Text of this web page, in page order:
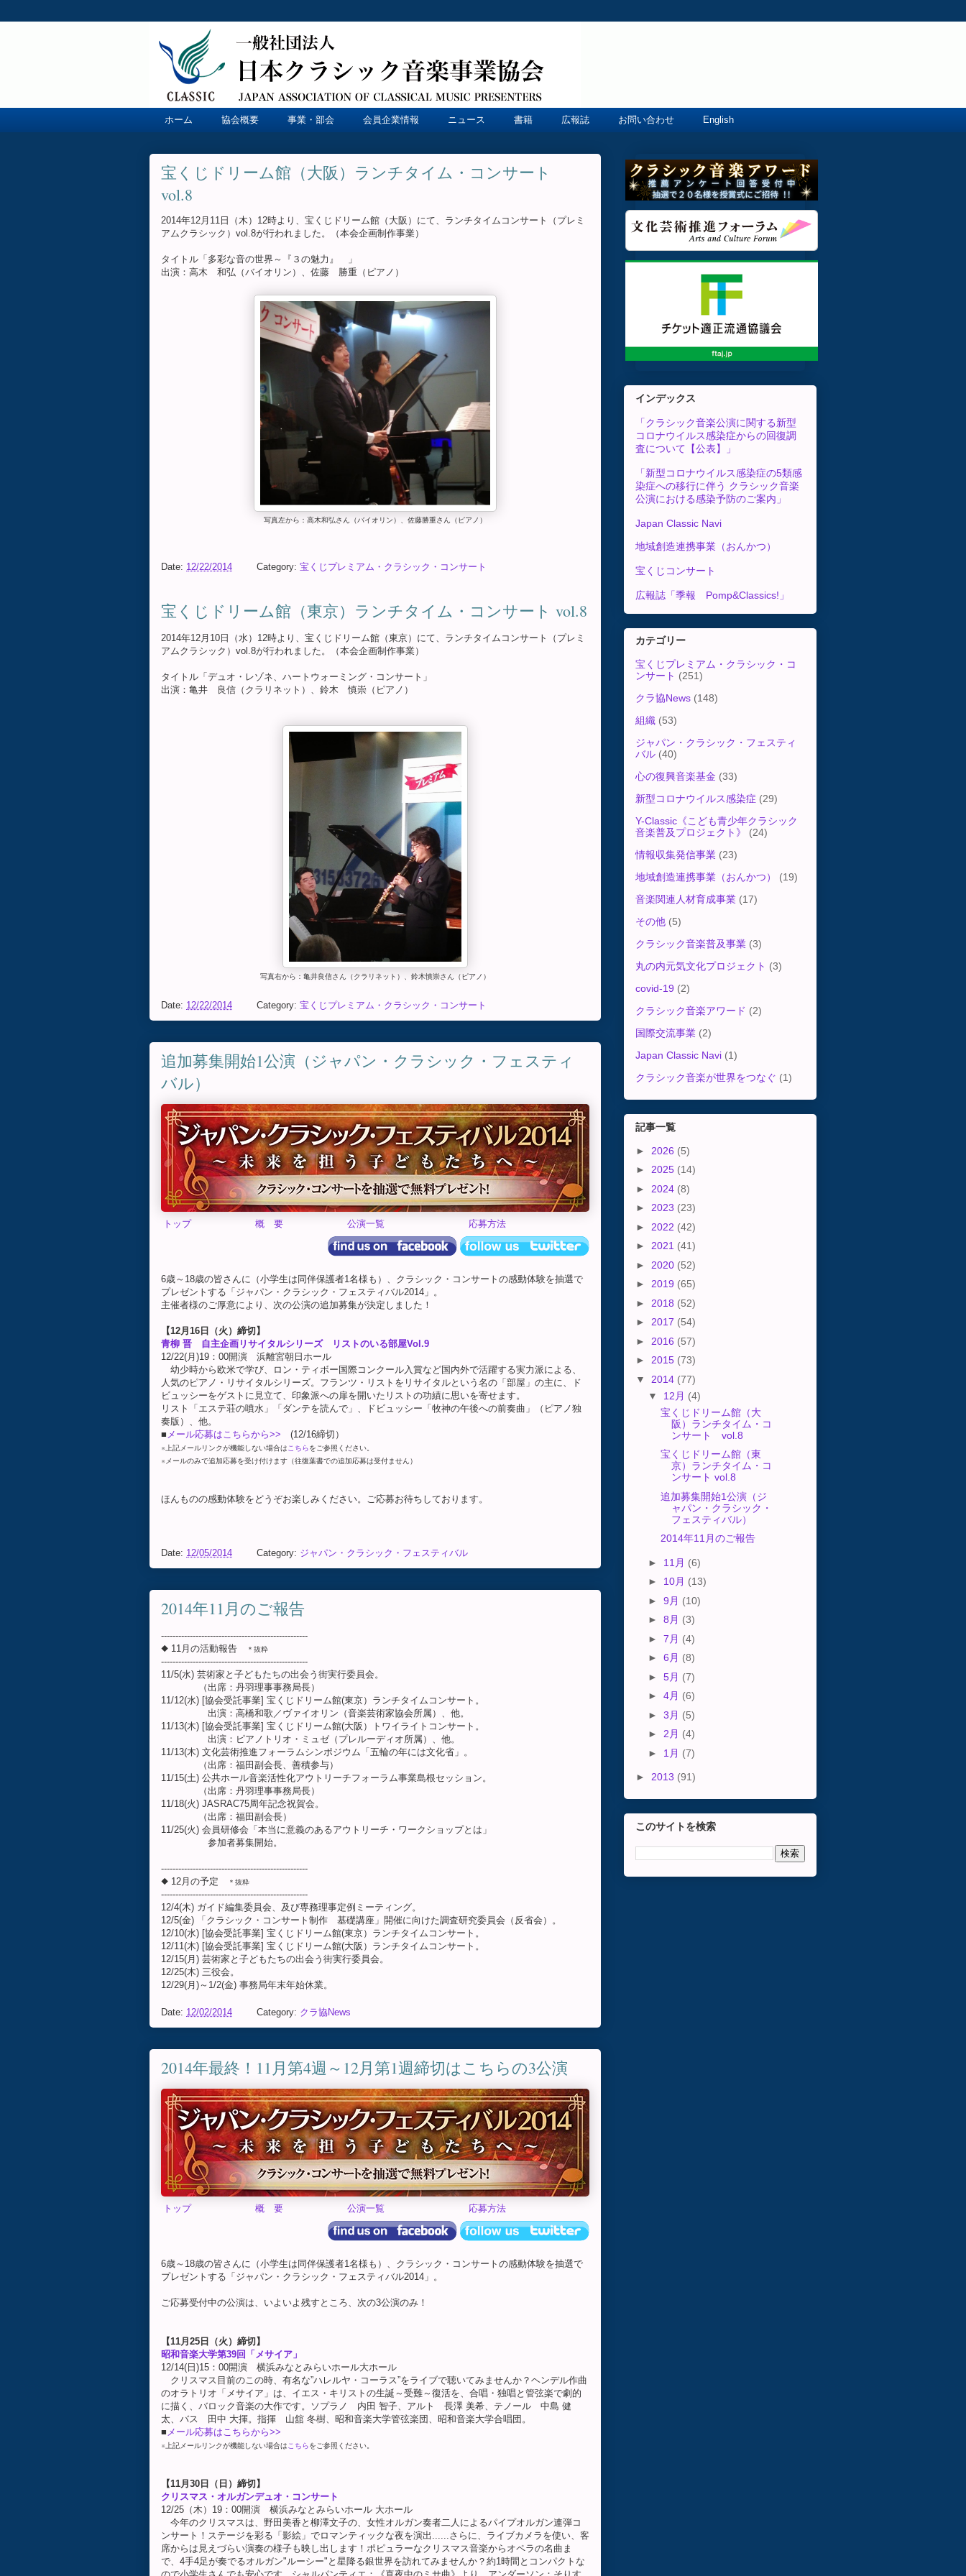
ホーム 協会概要 事業・部会 会員企業情報 ニュース 書籍 広報誌 お問い合わせ English
宝くじドリーム館（大阪）ランチタイム・コンサート
vol.8
2014年12月11日（木）12時より、宝くじドリーム館（大阪）にて、ランチタイムコンサート（プレミ
アムクラシック）vol.8が行われました。（本会企画制作事業）
タイトル「多彩な音の世界～『３の魅力』 」
出演：高木 和弘（バイオリン）、佐藤 勝重（ピアノ）
写真左から：高木和弘さん（バイオリン）、佐藤勝重さん（ピアノ）
Date: 12/22/2014 Category: 宝くじプレミアム・クラシック・コンサート
宝くじドリーム館（東京）ランチタイム・コンサート vol.8
2014年12月10日（水）12時より、宝くじドリーム館（東京）にて、ランチタイムコンサート（プレミ
アムクラシック）vol.8が行われました。（本会企画制作事業）
タイトル「デュオ・レゾネ、ハートウォーミング・コンサート」
出演：亀井 良信（クラリネット）、鈴木 慎崇（ピアノ）
写真右から：亀井良信さん（クラリネット）、鈴木慎崇さん（ピアノ）
Date: 12/22/2014 Category: 宝くじプレミアム・クラシック・コンサート
追加募集開始1公演（ジャパン・クラシック・フェスティ
バル）
トップ 概 要 公演一覧 応募方法
6歳～18歳の皆さんに（小学生は同伴保護者1名様も）、クラシック・コンサートの感動体験を抽選で
プレゼントする「ジャパン・クラシック・フェスティバル2014」。
主催者様のご厚意により、次の公演の追加募集が決定しました！
【12月16日（火）締切】
青柳 晋 自主企画リサイタルシリーズ リストのいる部屋Vol.9
12/22(月)19：00開演 浜離宮朝日ホール
幼少時から欧米で学び、ロン・ティボー国際コンクール入賞など国内外で活躍する実力派による、
人気のピアノ・リサイタルシリーズ。フランツ・リストをリサイタルという名の「部屋」の主に、ド
ビュッシーをゲストに見立て、印象派への扉を開いたリストの功績に思いを寄せます。
リスト「エステ荘の噴水」「ダンテを読んで」、ドビュッシー「牧神の午後への前奏曲」（ピアノ独
奏版）、他。
■ メール応募はこちらから>> (12/16締切）
※上記メールリンクが機能しない場合は こちらをご参照ください。
※メールのみで追加応募を受け付けます（往復葉書での追加応募は受付ません）
ほんものの感動体験をどうぞお楽しみください。ご応募お待ちしております。
Date: 12/05/2014 Category: ジャパン・クラシック・フェスティバル
2014年11月のご報告
---------------------------------------------------
◆ 11月の活動報告
＊抜粋
---------------------------------------------------
11/5(水) 芸術家と子どもたちの出会う街実行委員会。
（出席：丹羽理事事務局長）
11/12(水) [協会受託事業] 宝くじドリーム館(東京）ランチタイムコンサート。
出演：高橋和歌／ヴァイオリン（音楽芸術家協会所属）、他。
11/13(木) [協会受託事業] 宝くじドリーム館(大阪）トワイライトコンサート。
出演：ピアノトリオ・ミュゼ（プレルーディオ所属）、他。
11/13(木) 文化芸術推進フォーラムシンポジウム「五輪の年には文化省」。
（出席：福田副会長、善積参与）
11/15(土) 公共ホール音楽活性化アウトリーチフォーラム事業島根セッション。
（出席：丹羽理事事務局長）
11/18(火) JASRAC75周年記念祝賀会。
（出席：福田副会長）
11/25(火) 会員研修会「本当に意義のあるアウトリーチ・ワークショップとは」
参加者募集開始。
---------------------------------------------------
◆ 12月の予定
＊抜粋
---------------------------------------------------
12/4(木) ガイド編集委員会、及び専務理事定例ミーティング。
12/5(金) 「クラシック・コンサート制作 基礎講座」開催に向けた調査研究委員会（反省会）。
12/10(水) [協会受託事業] 宝くじドリーム館(東京）ランチタイムコンサート。
12/11(木) [協会受託事業] 宝くじドリーム館(大阪）ランチタイムコンサート。
12/15(月) 芸術家と子どもたちの出会う街実行委員会。
12/25(木) 三役会。
12/29(月)～1/2(金) 事務局年末年始休業。
Date: 12/02/2014 Category: クラ協News
2014年最終！11月第4週～12月第1週締切はこちらの3公演
トップ 概 要 公演一覧 応募方法
6歳～18歳の皆さんに（小学生は同伴保護者1名様も）、クラシック・コンサートの感動体験を抽選で
プレゼントする「ジャパン・クラシック・フェスティバル2014」。
ご応募受付中の公演は、いよいよ残すところ、次の3公演のみ！
【11月25日（火）締切】
昭和音楽大学第39回「メサイア」
12/14(日)15：00開演 横浜みなとみらいホール大ホール
クリスマス目前のこの時、有名な”ハレルヤ・コーラス”をライブで聴いてみませんか？ヘンデル作曲
のオラトリオ「メサイア」は、イエス・キリストの生誕～受難～復活を、合唱・独唱と管弦楽で劇的
に描く、バロック音楽の大作です。ソプラノ 内田 智子、アルト 長澤 美希、テノール 中島 健
太、バス 田中 大揮。指揮 山舘 冬樹、昭和音楽大学管弦楽団、昭和音楽大学合唱団。
■ メール応募はこちらから>>
※上記メールリンクが機能しない場合は こちらをご参照ください。
【11月30日（日）締切】
クリスマス・オルガンデュオ・コンサート
12/25（木）19：00開演 横浜みなとみらいホール 大ホール
今年のクリスマスは、野田美香と柳澤文子の、女性オルガン奏者二人によるパイプオルガン連弾コ
ンサート！ステージを彩る「影絵」でロマンティックな夜を演出......さらに、ライブカメラを使い、客
席からは見えづらい演奏の様子も映し出します！ポピュラーなクリスマス音楽からオペラの名曲ま
で、4手4足が奏でるオルガン"ルーシー"と星降る銀世界を訪れてみませんか？約1時間とコンパクトな
インデックス
「クラシック音楽公演に関する新型
コロナウイルス感染症からの回復調
査について【公表】」
「新型コロナウイルス感染症の5類感
染症への移行に伴う クラシック音楽
公演における感染予防のご案内」
Japan Classic Navi
地域創造連携事業（おんかつ）
宝くじコンサート
広報誌「季報 Pomp&Classics!」
カテゴリー
宝くじプレミアム・クラシック・コ
ンサート (251)
クラ協News (148)
組織 (53)
ジャパン・クラシック・フェスティ
バル (40)
心の復興音楽基金 (33)
新型コロナウイルス感染症 (29)
Y-Classic《こども青少年クラシック
音楽普及プロジェクト》
(24)
情報収集発信事業 (23)
地域創造連携事業（おんかつ）
(19)
音楽関連人材育成事業 (17)
その他 (5)
クラシック音楽普及事業 (3)
丸の内元気文化プロジェクト (3)
covid-19 (2)
クラシック音楽アワード (2)
国際交流事業 (2)
Japan Classic Navi (1)
クラシック音楽が世界をつなぐ (1)
記事一覧
► 2026 (5)
► 2025 (14)
► 2024 (8)
► 2023 (23)
► 2022 (42)
► 2021 (41)
► 2020 (52)
► 2019 (65)
► 2018 (52)
► 2017 (54)
► 2016 (57)
► 2015 (73)
▼ 2014 (77)
▼ 12月 (4)
宝くじドリーム館（大
阪）ランチタイム・コ
ンサート vol.8
宝くじドリーム館（東
京）ランチタイム・コ
ンサート vol.8
追加募集開始1公演（ジ
ャパン・クラシック・
フェスティバル）
2014年11月のご報告
► 11月 (6)
► 10月 (13)
► 9月 (10)
► 8月 (3)
► 7月 (4)
► 6月 (8)
► 5月 (7)
► 4月 (6)
► 3月 (5)
► 2月 (4)
► 1月 (7)
► 2013 (91)
このサイトを検索